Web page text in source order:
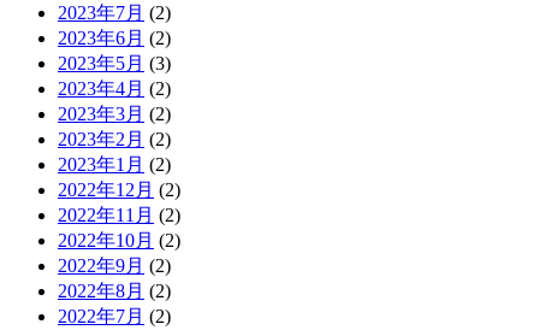
2023年7月 (2)
2023年6月 (2)
2023年5月 (3)
2023年4月 (2)
2023年3月 (2)
2023年2月 (2)
2023年1月 (2)
2022年12月 (2)
2022年11月 (2)
2022年10月 (2)
2022年9月 (2)
2022年8月 (2)
2022年7月 (2)